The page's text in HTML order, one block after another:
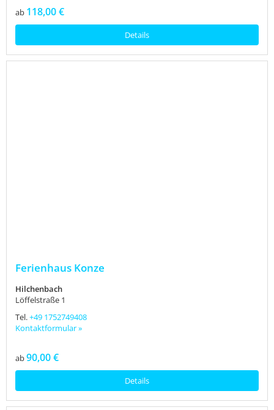
ab 118,00 €
Details
Ferienhaus Konze
Hilchenbach
Löffelstraße 1
Tel.+49 1752749408
Kontaktformular »
ab90,00 €
Details